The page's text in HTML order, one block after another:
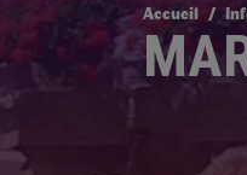
Accueil